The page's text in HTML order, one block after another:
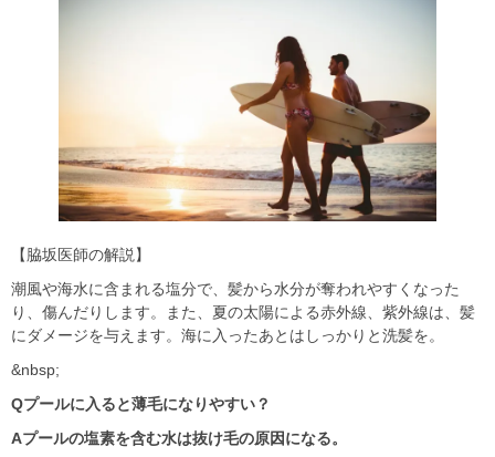
【脇坂医師の解説】
潮風や海水に含まれる塩分で、髪から水分が奪われやすくなった
り、傷んだりします。また、夏の太陽による赤外線、紫外線は、髪
にダメージを与えます。海に入ったあとはしっかりと洗髪を。
&nbsp;
Qプールに入ると薄毛になりやすい？
Aプールの塩素を含む水は抜け毛の原因になる。